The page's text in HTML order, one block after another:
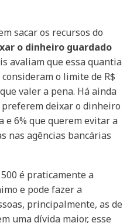
sacar os recursos do
o dinheiro guardado
avaliam que essa quantia
o limite de R$
valer a pena. Há ainda
preferem deixar o dinheiro
e 6% que querem evitar a
nas agências bancárias
é praticamente a
e pode fazer a
principalmente, as de
uma dívida maior, esse